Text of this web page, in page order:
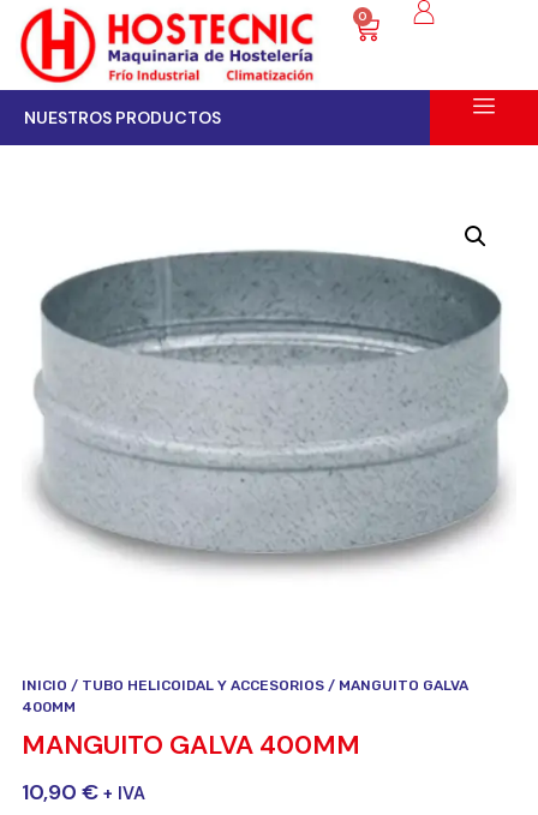
0
NUESTROS PRODUCTOS
INICIO / TUBO HELICOIDAL Y ACCESORIOS / MANGUITO GALVA
400MM
MANGUITO GALVA 400MM
10,90 € + IVA